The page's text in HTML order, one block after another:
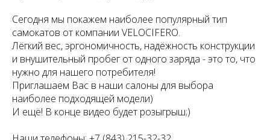
Сегодня мы покажем наиболее популярный тип
самокатов от компании VELOCIFERO.
Лёгкий вес, эргономичность, надёжность конструкции
и внушительный пробег от одного заряда - это то, что
нужно для нашего потребителя!
Приглашаем Вас в наши салоны для выбора
наиболее подходящей модели)
И ещё! В конце видео будет розыгрыш;)